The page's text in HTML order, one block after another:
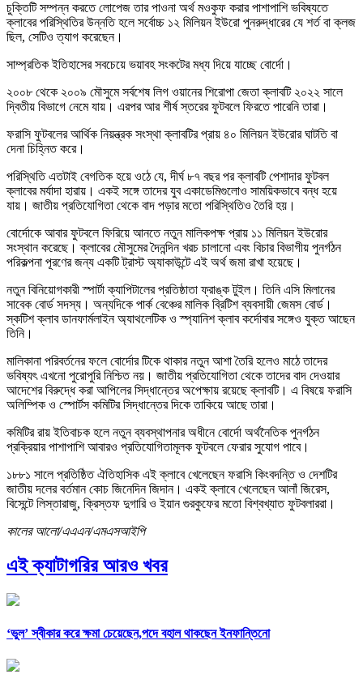
চুক্তিটি সম্পন্ন করতে লোপেজ তার পাওনা অর্থ মওকুফ করার পাশাপাশি ভবিষ্যতে
ক্লাবের পরিস্থিতির উন্নতি হলে সর্বোচ্চ ১২ মিলিয়ন ইউরো পুনরুদ্ধারের যে শর্ত বা ক্লজ
ছিল, সেটিও ত্যাগ করেছেন।
সাম্প্রতিক ইতিহাসের সবচেয়ে ভয়াবহ সংকটের মধ্য দিয়ে যাচ্ছে বোর্দো।
২০০৮ থেকে ২০০৯ মৌসুমে সর্বশেষ লিগ ওয়ানের শিরোপা জেতা ক্লাবটি ২০২২ সালে
দ্বিতীয় বিভাগে নেমে যায়। এরপর আর শীর্ষ স্তরের ফুটবলে ফিরতে পারেনি তারা।
ফরাসি ফুটবলের আর্থিক নিয়ন্ত্রক সংস্থা ক্লাবটির প্রায় ৪০ মিলিয়ন ইউরোর ঘাটতি বা
দেনা চিহ্নিত করে।
পরিস্থিতি এতটাই বেগতিক হয়ে ওঠে যে, দীর্ঘ ৮৭ বছর পর ক্লাবটি পেশাদার ফুটবল
ক্লাবের মর্যাদা হারায়। একই সঙ্গে তাদের যুব একাডেমিগুলোও সাময়িকভাবে বন্ধ হয়ে
যায়। জাতীয় প্রতিযোগিতা থেকে বাদ পড়ার মতো পরিস্থিতিও তৈরি হয়।
বোর্দোকে আবার ফুটবলে ফিরিয়ে আনতে নতুন মালিকপক্ষ প্রায় ১১ মিলিয়ন ইউরোর
সংস্থান করেছে। ক্লাবের মৌসুমের দৈনন্দিন খরচ চালানো এবং বিচার বিভাগীয় পুনর্গঠন
পরিকল্পনা পূরণের জন্য একটি ট্রাস্ট অ্যাকাউন্টে এই অর্থ জমা রাখা হয়েছে।
নতুন বিনিয়োগকারী স্পার্টা ক্যাপিটালের প্রতিষ্ঠাতা ফ্রাঙ্ক টুইল। তিনি এসি মিলানের
সাবেক বোর্ড সদস্য। অন্যদিকে পার্ক বেঞ্চের মালিক ব্রিটিশ ব্যবসায়ী জেমস বোর্ড।
স্কটিশ ক্লাব ডানফার্মলাইন অ্যাথলেটিক ও স্প্যানিশ ক্লাব কর্দোবার সঙ্গেও যুক্ত আছেন
তিনি।
মালিকানা পরিবর্তনের ফলে বোর্দোর টিকে থাকার নতুন আশা তৈরি হলেও মাঠে তাদের
ভবিষ্যৎ এখনো পুরোপুরি নিশ্চিত নয়। জাতীয় প্রতিযোগিতা থেকে তাদের বাদ দেওয়ার
আদেশের বিরুদ্ধে করা আপিলের সিদ্ধান্তের অপেক্ষায় রয়েছে ক্লাবটি। এ বিষয়ে ফরাসি
অলিম্পিক ও স্পোর্টস কমিটির সিদ্ধান্তের দিকে তাকিয়ে আছে তারা।
কমিটির রায় ইতিবাচক হলে নতুন ব্যবস্থাপনার অধীনে বোর্দো অর্থনৈতিক পুনর্গঠন
প্রক্রিয়ার পাশাপাশি আবারও প্রতিযোগিতামূলক ফুটবলে ফেরার সুযোগ পাবে।
১৮৮১ সালে প্রতিষ্ঠিত ঐতিহাসিক এই ক্লাবে খেলেছেন ফরাসি কিংবদন্তি ও দেশটির
জাতীয় দলের বর্তমান কোচ জিনেদিন জিদান। একই ক্লাবে খেলেছেন আলাঁ জিরেস,
বিসেন্টে লিস্তারাজু, ক্রিস্তফ দুগারি ও ইয়ান গুরকুফের মতো বিশ্বখ্যাত ফুটবলাররা।
কালের আলো/এএএন/এমএসআইপি
এই ক্যাটাগরির আরও খবর
‘ভুল’ স্বীকার করে ক্ষমা চেয়েছেন,পদে বহাল থাকছেন ইনফান্তিনো